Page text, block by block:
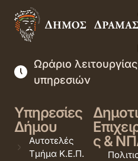
Ωράριο
υπηρεσιών
Υπηρεσίες
Δήμου
Αυτοτελές
Τμήμα Κ.Ε.Π.
ς &